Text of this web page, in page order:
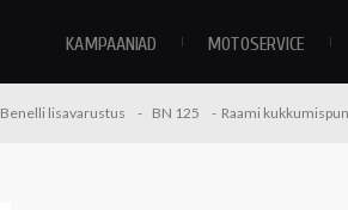
KAMPAANIAD MOTOSERVICE
Benelli lisavarustus BN 125 Raami